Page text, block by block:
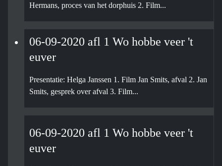
Hermans, proces van het dorphuis 2. Film...
06-09-2020 afl 1 Wo hobbe veer 't
euver
Presentatie: Helga Janssen 1. Film Jan Smits, afval 2. Jan
Smits, gesprek over afval 3. Film...
06-09-2020 afl 1 Wo hobbe veer 't
euver